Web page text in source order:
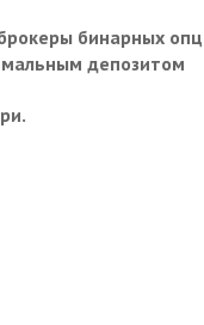
бинарных
депозитом